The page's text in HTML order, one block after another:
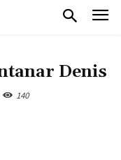
Denis
140